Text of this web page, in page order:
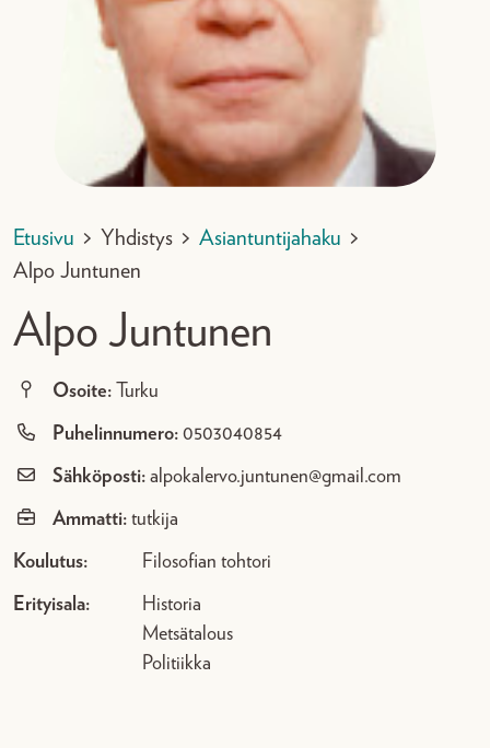
Etusivu > Yhdistys > Asiantuntijahaku >
Alpo Juntunen
Alpo Juntunen
Osoite: Turku
Puhelinnumero: 0503040854
Sähköposti: alpokalervo.juntunen@gmail.com
Ammatti: tutkija
Koulutus: Filosofian tohtori
Erityisala:
Historia
Metsätalous
Politiikka